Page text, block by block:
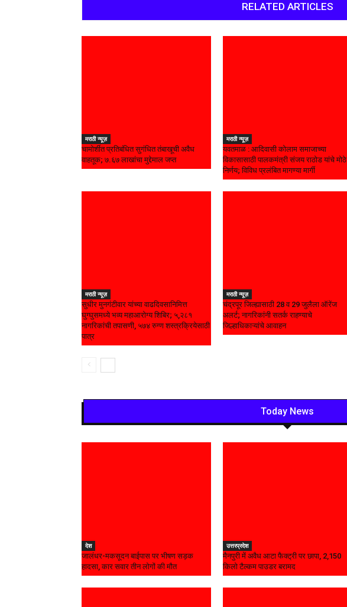
RELATED ARTICLES
मराठी न्यूज़
चामोर्शीत प्रतिबंधित सुगंधित तंबाखूची अवैध
वाहतूक; ₹७.६७ लाखांचा मुद्देमाल जप्त
मराठी न्यूज़
यवतमाळ : आदिवासी कोलाम समाजाच्या
विकासासाठी पालकमंत्री संजय राठोड यांचे मोठे
निर्णय; विविध प्रलंबित मागण्या मार्गी
मराठी न्यूज़
सुधीर मुनगंटीवार यांच्या वाढदिवसानिमित्त
घुग्घुसमध्ये भव्य महाआरोग्य शिबिर; ५,२८१
नागरिकांची तपासणी, ५७४ रुग्ण शस्त्रक्रियेसाठी
पात्र
मराठी न्यूज़
चंद्रपूर जिल्ह्यासाठी 28 व 29 जुलैला ऑरेंज
अलर्ट; नागरिकांनी सतर्क राहण्याचे
जिल्हाधिकाऱ्यांचे आवाहन
Today News
देश
जालंधर-मकसूदन बाईपास पर भीषण सड़क
हादसा, कार सवार तीन लोगों की मौत
उत्तरप्रदेश
मैनपुरी में अवैध आटा फैक्ट्री पर छापा, 2,150
किलो टैल्कम पाउडर बरामद